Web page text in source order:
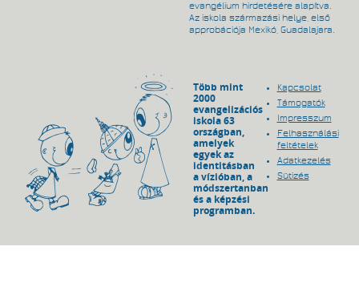
evangélium hirdetésére alapítva.
Az iskola származási helye, első
approbációja Mexikó, Guadalajara.
Több mint
2000
evangelizációs
iskola 63
országban,
amelyek
egyek az
identitásban
a vízióban, a
módszertanban
és a képzési
programban.
Kapcsolat
Támogatók
Impresszum
Felhasználási
feltételek
Adatkezelés
Sütizés